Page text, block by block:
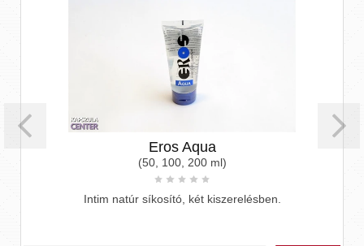
Eros Aqua
(50, 100, 200 ml)
Intim natúr síkosító, két kiszerelésben.